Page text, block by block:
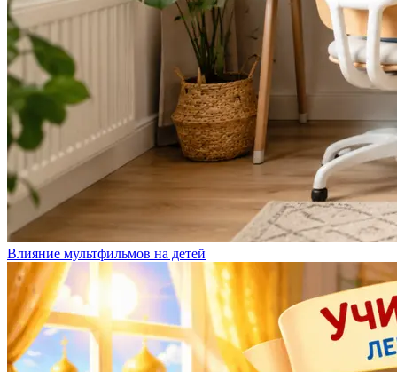
Влияние мультфильмов на детей